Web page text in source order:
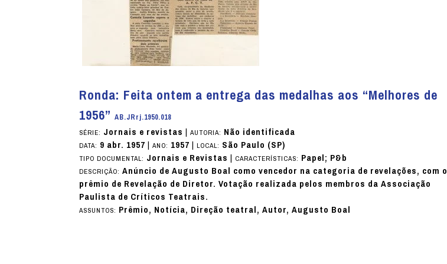
Ronda: Feita ontem a entrega das medalhas aos “Melhores de
1956”AB.JRrj.1950.018
SÉRIE: Jornais e revistas |AUTORIA: Não identificada
DATA: 9 abr. 1957|ANO: 1957|LOCAL: São Paulo (SP)
TIPO DOCUMENTAL: Jornais e Revistas | CARACTERÍSTICAS: Papel; P&b
DESCRIÇÃO:Anúncio de Augusto Boal como vencedor na categoria de revelações, com o
prêmio de Revelação de Diretor. Votação realizada pelos membros da Associação
Paulista de Críticos Teatrais.
ASSUNTOS: Prêmio, Notícia, Direção teatral, Autor, Augusto Boal